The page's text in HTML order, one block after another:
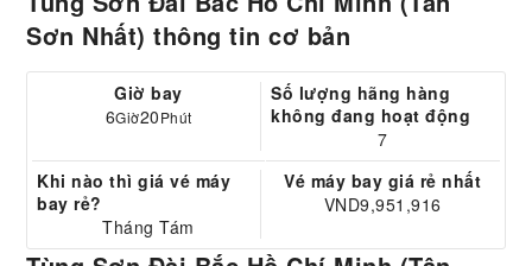
Sơn Nhất) thông tin cơ bản
Giờ bay
6Giờ20Phút
Số lượng hãng hàng
không đang hoạt động
7
Khi nào thì giá vé máy
bay rẻ?
Tháng Tám
Vé máy bay giá rẻ nhất
VND9,951,916